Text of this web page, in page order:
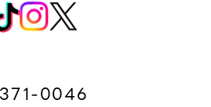
0046